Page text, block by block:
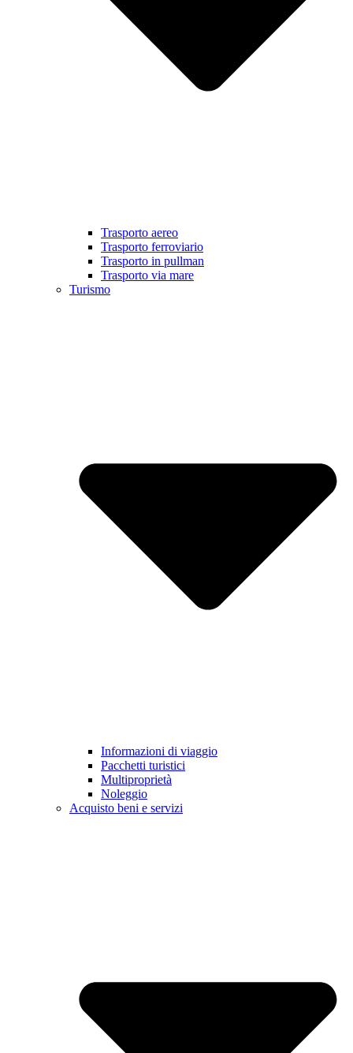
Trasporto aereo
Trasporto ferroviario
Trasporto in pullman
Trasporto via mare
Turismo
Informazioni di viaggio
Pacchetti turistici
Multiproprietà
Noleggio
Acquisto beni e servizi